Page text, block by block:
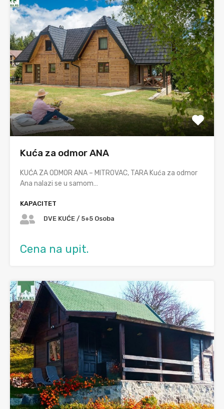
Kuća za odmor ANA
KUĆA ZA ODMOR ANA – MITROVAC, TARA Kuća za odmor
Ana nalazi se u samom…
KAPACITET
DVE KUĆE / 5+5 Osoba
Cena na upit.